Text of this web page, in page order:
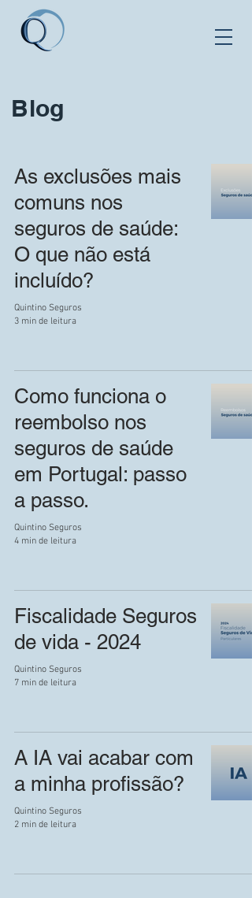
Blog
As exclusões mais
comuns nos
seguros de saúde:
O que não está
incluído?
Quintino Seguros
3 min de leitura
Como funciona o
reembolso nos
seguros de saúde
em Portugal: passo
a passo.
Quintino Seguros
4 min de leitura
Fiscalidade Seguros
de vida - 2024
Quintino Seguros
7 min de leitura
A IA vai acabar com
a minha profissão?
Quintino Seguros
2 min de leitura